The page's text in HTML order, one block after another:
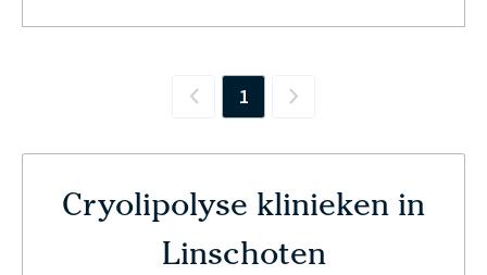
Previous
1 Next
Cryolipolyse klinieken in
Linschoten